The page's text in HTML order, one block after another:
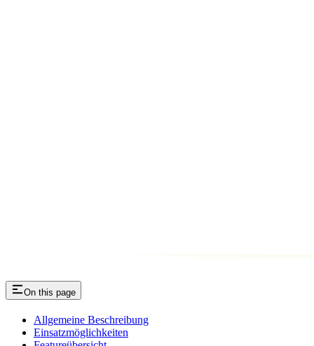
On this page
Allgemeine Beschreibung
Einsatzmöglichkeiten